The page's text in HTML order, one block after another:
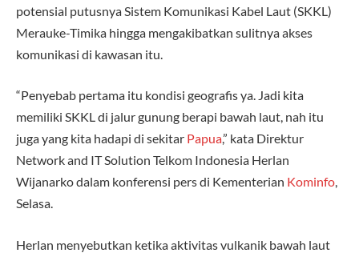
potensial putusnya Sistem Komunikasi Kabel Laut (SKKL)
Merauke-Timika hingga mengakibatkan sulitnya akses
komunikasi di kawasan itu.
“Penyebab pertama itu kondisi geografis ya. Jadi kita
memiliki SKKL di jalur gunung berapi bawah laut, nah itu
juga yang kita hadapi di sekitar Papua,” kata Direktur
Network and IT Solution Telkom Indonesia Herlan
Wijanarko dalam konferensi pers di Kementerian Kominfo,
Selasa.
Herlan menyebutkan ketika aktivitas vulkanik bawah laut